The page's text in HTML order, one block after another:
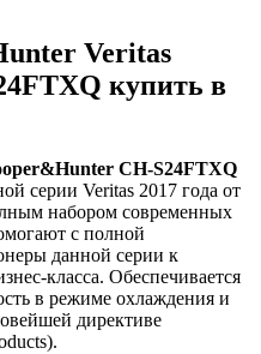
Veritas
купить в
CH-S24FTXQ
серии Veritas 2017 года от
набором современных
с полной
данной серии к
класса. Обеспечивается
в режиме охлаждения и
директиве